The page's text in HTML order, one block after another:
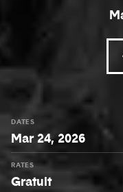
DATES
Mar 24, 2026
RATES
Gratuit